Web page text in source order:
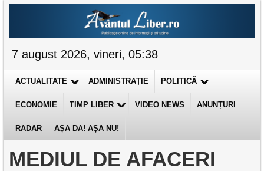
7 august 2026, vineri, 05:38
ACTUALITATE ADMINISTRAȚIE POLITICĂ
ECONOMIE TIMP LIBER VIDEO NEWS ANUNȚURI
RADAR AȘA DA! AȘA NU!
MEDIUL DE AFACERI